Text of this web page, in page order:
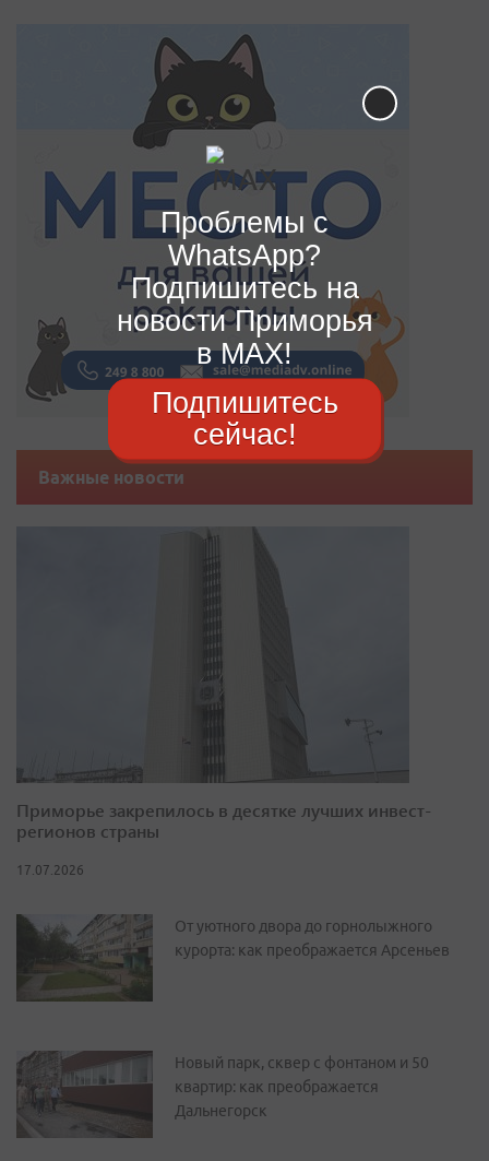
Важные новости
Приморье закрепилось в десятке лучших инвест-
регионов страны
17.07.2026
От уютного двора до горнолыжного
курорта: как преображается Арсеньев
Новый парк, сквер с фонтаном и 50
квартир: как преображается
Дальнегорск
Проблемы с
WhatsApp?
Подпишитесь на
новости Приморья
в MAX!
Подпишитесь
сейчас!